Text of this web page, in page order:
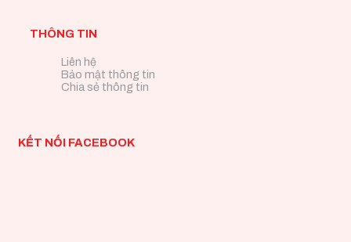
THÔNG TIN
Liên hệ
Bảo mật thông tin
Chia sẻ thông tin
KẾT NỐI FACEBOOK